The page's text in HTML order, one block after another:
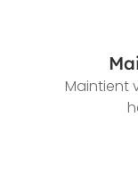
Maintient